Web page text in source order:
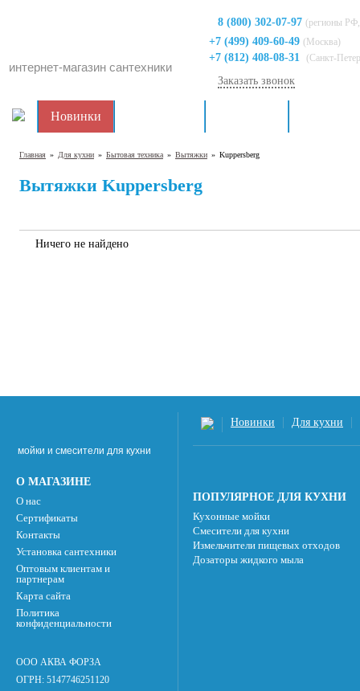
интернет-магазин сантехники
8 (800) 302-07-97 (регионы
+7 (499) 409-60-49 (Москва)
+7 (812) 408-08-31 (Санкт-
Заказать звонок
Новинки
Главная » Для кухни » Бытовая техника » Вытяжки » Kuppersberg
Вытяжки Kuppersberg
Ничего не найдено
мойки и смесители для кухни
О МАГАЗИНЕ
О нас
Сертификаты
Контакты
Установка сантехники
Оптовым клиентам и
партнерам
Карта сайта
Политика
конфиденциальности
ООО АКВА ФОРЗА
ОГРН: 5147746251120
Новинки Для кухни
ПОПУЛЯРНОЕ ДЛЯ КУХНИ
Кухонные мойки
Смесители для кухни
Измельчители пищевых отходов
Дозаторы жидкого мыла